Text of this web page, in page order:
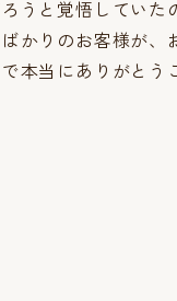
うと覚悟してい
かりのお客様が、
本当にありがとう